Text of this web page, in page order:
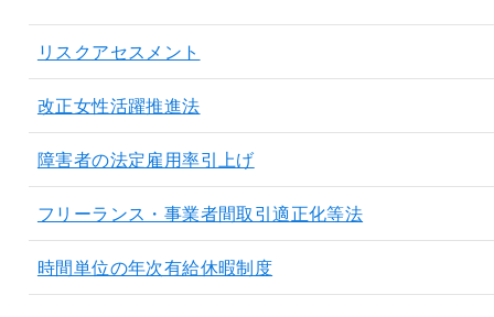
リスクアセスメント
改正女性活躍推進法
障害者の法定雇用率引上げ
フリーランス・事業者間取引適正化等法
時間単位の年次有給休暇制度